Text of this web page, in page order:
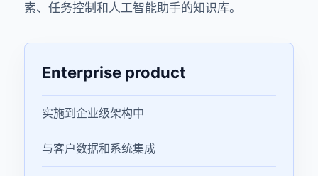
索、任务控制和人工智能助手的知识库。
Enterprise product
实施到企业级架构中
与客户数据和系统集成